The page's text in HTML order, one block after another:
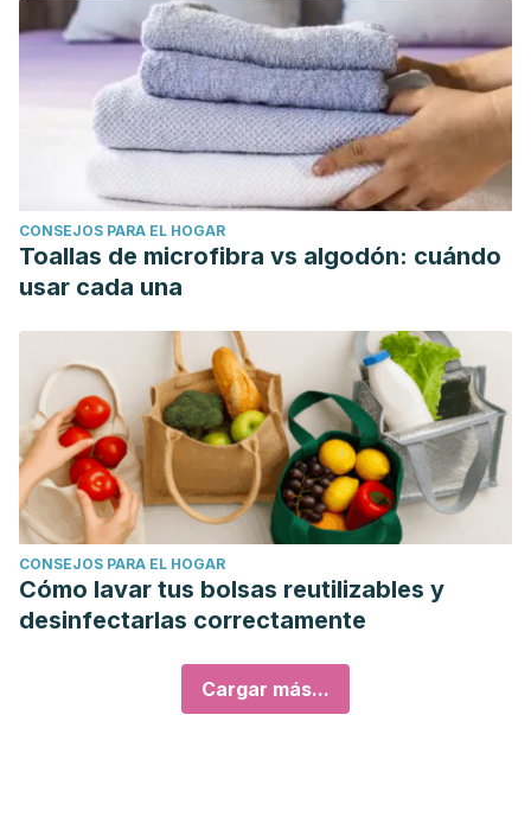
CONSEJOS PARA EL HOGAR
Toallas de microfibra vs algodón: cuándo
usar cada una
CONSEJOS PARA EL HOGAR
Cómo lavar tus bolsas reutilizables y
desinfectarlas correctamente
Cargar más...